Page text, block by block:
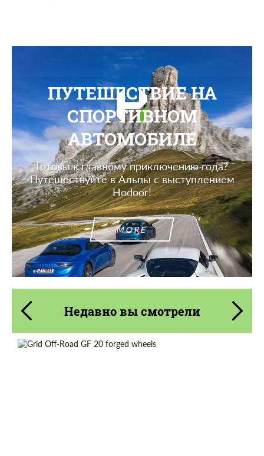
ПУТЕШЕСТВИЕ НА
СПОРТИВНОМ
АВТОМОБИЛЕ
Готовы к главному приключению года?
Путешествуйте в Альпы с выступлением
Hodoor!
MORE
Недавно вы смотрели